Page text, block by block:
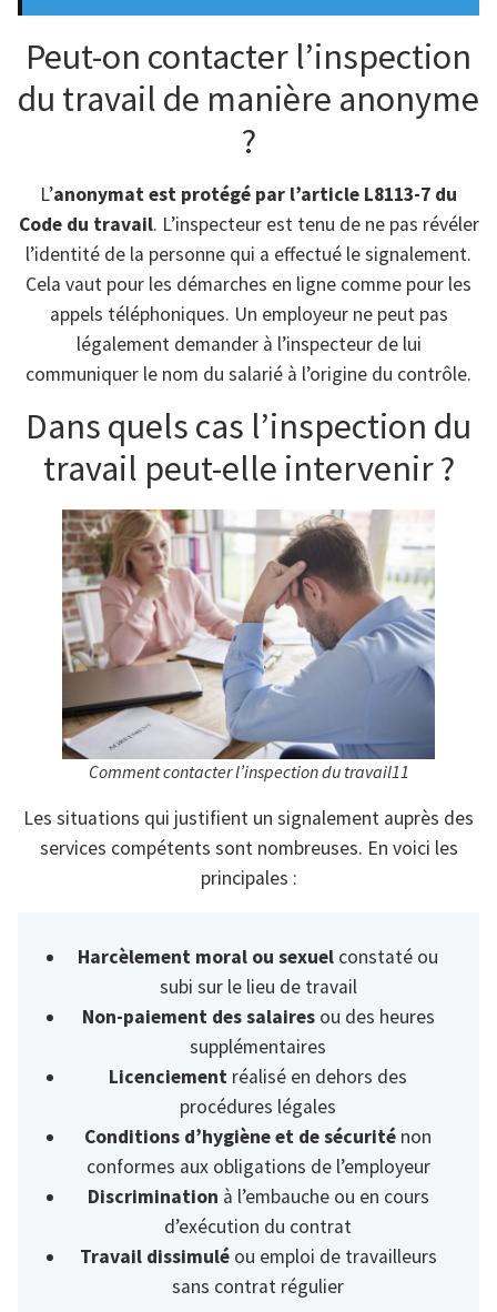
Peut-on contacter l’inspection
du travail de manière anonyme
?
L’anonymat est protégé par l’article L8113-7 du
Code du travail. L’inspecteur est tenu de ne pas révéler
l’identité de la personne qui a effectué le signalement.
Cela vaut pour les démarches en ligne comme pour les
appels téléphoniques. Un employeur ne peut pas
légalement demander à l’inspecteur de lui
communiquer le nom du salarié à l’origine du contrôle.
Dans quels cas l’inspection du
travail peut-elle intervenir ?
Comment contacter l’inspection du travail11
Les situations qui justifient un signalement auprès des
services compétents sont nombreuses. En voici les
principales :
Harcèlement moral ou sexuel constaté ou
subi sur le lieu de travail
Non-paiement des salairesou des heures
supplémentaires
Licenciement réalisé en dehors des
procédures légales
Conditions d’hygiène et de sécurité non
conformes aux obligations de l’employeur
Discrimination à l’embauche ou en cours
d’exécution du contrat
Travail dissimuléou emploi de travailleurs
sans contrat régulier